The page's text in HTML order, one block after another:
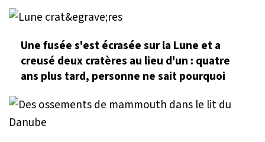
Une fusée s'est écrasée sur la Lune et a
creusé deux cratères au lieu d'un : quatre
ans plus tard, personne ne sait pourquoi